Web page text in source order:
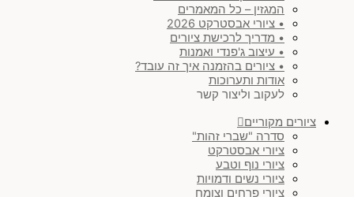
המגזין – כל המאמרים
• ציורי אבסטרקט 2026
• מדריך לרכישת ציורים
• עיצוב ג'פנדי ואמנות
• ציורים בהזמנה איך זה עובד?
אודות ותערוכות
לעקוב וליצור קשר
ציורים מקוריים
סדרה "שברי זהות"
ציורי אבסטרקט
ציורי נוף וטבע
ציורי נשים ודמויות
ציורי פרחים וצומח